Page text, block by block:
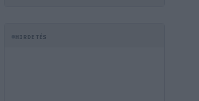
HIRDETÉS